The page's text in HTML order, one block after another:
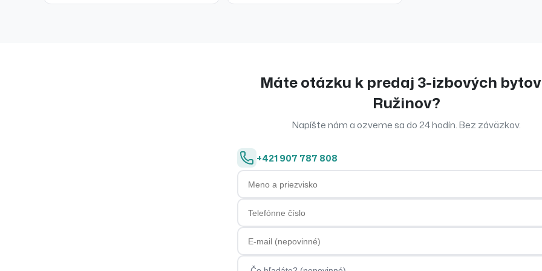
Máte otázku k predaj 3-izbových bytov
Ružinov?
Napíšte nám a ozveme sa do 24 hodín. Bez záväzkov.
+421 907 787 808
Meno a priezvisko
Telefónne číslo
E-mailová adresa
Čo hľadáte?